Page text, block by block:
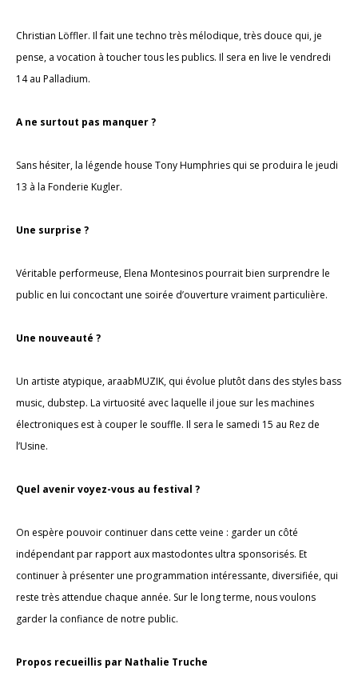
Christian Löffler. Il fait une techno très mélodique, très douce qui, je
pense, a vocation à toucher tous les publics. Il sera en live le vendredi
14 au Palladium.
A ne surtout pas manquer ?
Sans hésiter, la légende house Tony Humphries qui se produira le jeudi
13 à la Fonderie Kugler.
Une surprise ?
Véritable performeuse, Elena Montesinos pourrait bien surprendre le
public en lui concoctant une soirée d’ouverture vraiment particulière.
Une nouveauté ?
Un artiste atypique, araabMUZIK, qui évolue plutôt dans des styles bass
music, dubstep. La virtuosité avec laquelle il joue sur les machines
électroniques est à couper le souffle. Il sera le samedi 15 au Rez de
l’Usine.
Quel avenir voyez-vous au festival ?
On espère pouvoir continuer dans cette veine : garder un côté
indépendant par rapport aux mastodontes ultra sponsorisés. Et
continuer à présenter une programmation intéressante, diversifiée, qui
reste très attendue chaque année. Sur le long terme, nous voulons
garder la confiance de notre public.
Propos recueillis par Nathalie Truche